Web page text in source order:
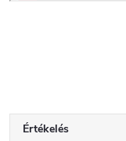
Értékelés